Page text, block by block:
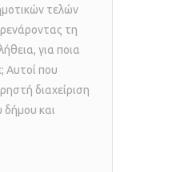
τελών
τη
για ποια
Αυτοί που
διαχείριση
δήμου και